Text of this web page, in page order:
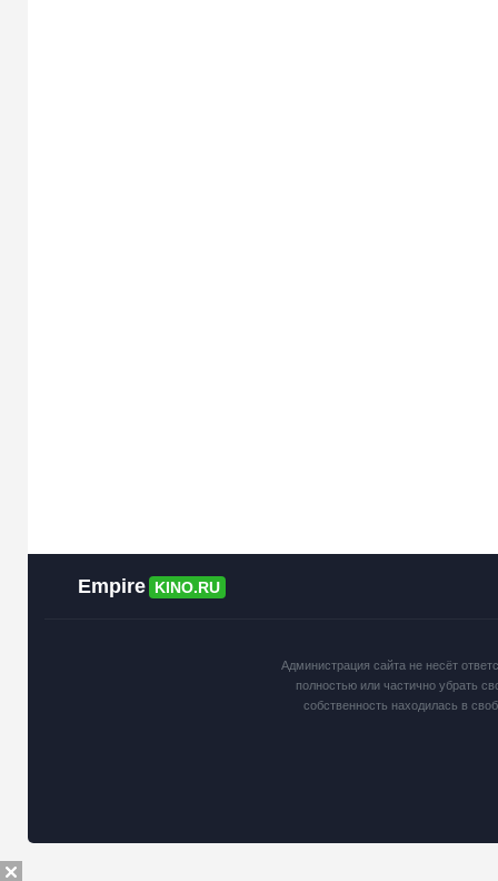
Empire KINO.RU
Администрация сайта не несёт
полностью или частично убрать
собственность находилась в